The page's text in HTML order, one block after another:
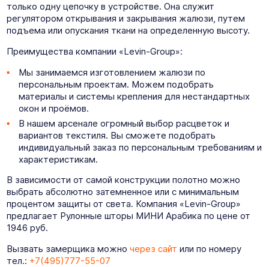
только одну цепочку в устройстве. Она служит
регулятором открывания и закрывания жалюзи, путем
подъема или опускания ткани на определенную высоту.
Преимущества компании «Levin-Group»:
Мы занимаемся изготовлением жалюзи по
персональным проектам. Можем подобрать
материалы и системы крепления для нестандартных
окон и проёмов.
В нашем арсенале огромный выбор расцветок и
вариантов текстиля. Вы сможете подобрать
индивидуальный заказ по персональным требованиям и
характеристикам.
В зависимости от самой конструкции полотно можно
выбрать абсолютно затемненное или с минимальным
процентом защиты от света. Компания «Levin-Group»
предлагает Рулонные шторы МИНИ Арабика по цене от
1946 руб.
Вызвать замерщика можно через сайт или по номеру
тел.: +7(495)777-55-07